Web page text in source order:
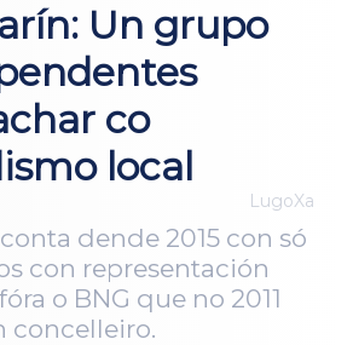
Un grupo
co
local
LugoXa
dende 2015 con só
con representación
o BNG que no 2011
concelleiro.